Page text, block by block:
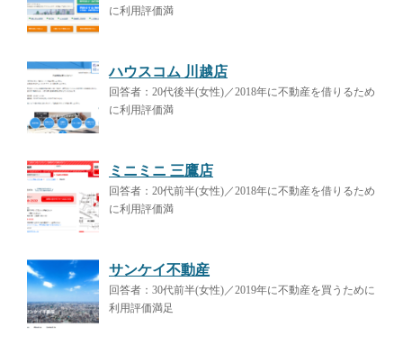
に利用評価満
ハウスコム 川越店
回答者：20代後半(女性)／2018年に不動産を借りるため
に利用評価満
ミニミニ 三鷹店
回答者：20代前半(女性)／2018年に不動産を借りるため
に利用評価満
サンケイ不動産
回答者：30代前半(女性)／2019年に不動産を買うために
利用評価満足